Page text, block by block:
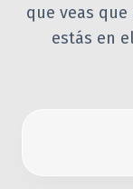
que veas
estás en